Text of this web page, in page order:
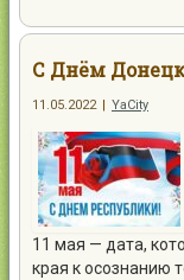
С Днём
11.05.2022 YaCity
11 мая — дата,
края к осознанию